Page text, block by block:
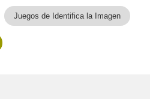
Juegos de Identifica la Imagen